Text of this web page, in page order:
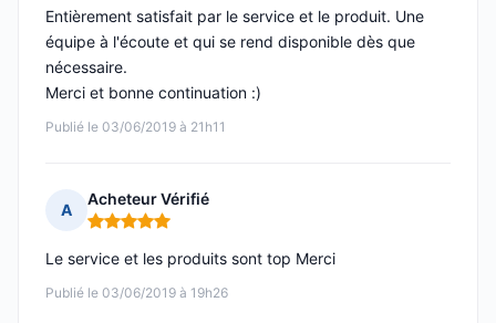
Publié le 03/06/2019 à 21h11
Entièrement satisfait par le service et le produit. Une
équipe à l'écoute et qui se rend disponible dès que
nécessaire.
Merci et bonne continuation :)
A
Acheteur Vérifié
Note : 5 sur 5
Publié le 03/06/2019 à 19h26
Le service et les produits sont top Merci